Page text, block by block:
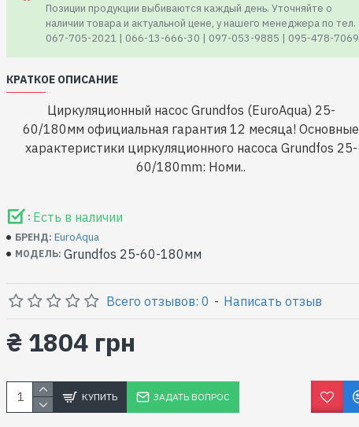
Позиции продукции выбиваются каждый день. Уточняйте о
наличии товара и актуальной цене, у нашего менеджера по тел.
067-705-2021 | 066-13-666-30 | 097-053-9885 | 095-478-7069
КРАТКОЕ ОПИСАНИЕ
Циркуляционный насос Grundfos (EuroAqua) 25-
60/180мм официальная гарантия 12 месяца! Основные
характеристики циркуляционного насоса Grundfos 25-
60/180mm: Номи..
: Есть в наличии
БРЕНД: EuroAqua
МОДЕЛЬ: Grundfos 25-60-180мм
Всего отзывов: 0 - Написать отзыв
₴ 1804 грн
КУПИТЬ ЗАДАТЬ ВОПРОС